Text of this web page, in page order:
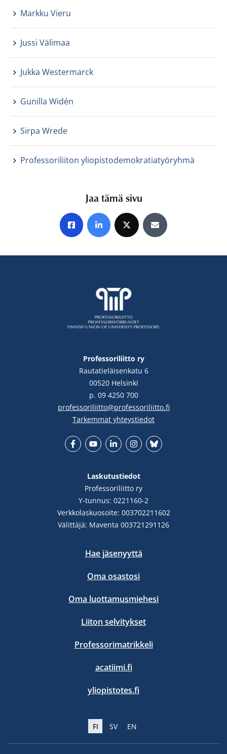
Markku Vieru
Jussi Välimaa
Jukka Westermarck
Gunilla Widén
Sirpa Wrede
Professoriliiton yliopistodemokratiatyöryhmä
Jaa tämä sivu
Jaa Facebookissa
Jaa LinkedInissä
Jaa X:ssäJaa sähköpostitse
Professoriliitto ry
Rautatieläisenkatu 6
00520 Helsinki
p. 09 4250 700
professoriliitto@professoriliitto.fi
Tarkemmat yhteystiedot
Laskutustiedot
Professoriliitto ry
Y-tunnus: 0221160-2
Verkkolaskuosoite: 003702211602
Välittäjä: Maventa 003721291126
Hae jäsenyyttä
Oma osastosi
Oma luottamusmiehesi
Liiton selvitykset
Professorimatrikkeli
acatiimi.fi
yliopistotes.fi
FI SV EN